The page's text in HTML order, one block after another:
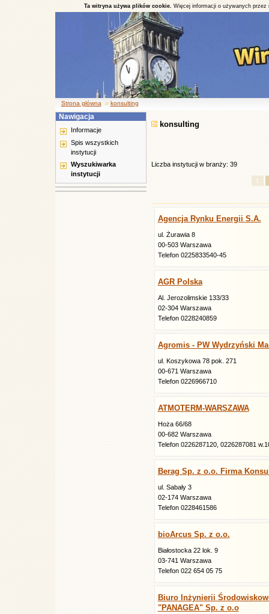
Ta witryna używa plików cookie. Więcej informacji o używanych
Strona główna konsulting
Nawigacja
Informacje
Spis wszystkich
instytucji
Wyszukiwarka
instytucji
konsulting
Liczba instytucji w branży: 39
1
Agencja Rynku Energii S.A.
ul. Żurawia 8
00-503 Warszawa
Telefon 0225833540-45
AGR Polska
Al. Jerozolimskie 133/33
02-304 Warszawa
Telefon 0228240859
Agromis - PW Wydrzyński
ul. Koszykowa 78 pok. 271
00-671 Warszawa
Telefon 0226966710
ATMOTERM-WARSZAWA
Hoża 66/68
00-682 Warszawa
Telefon 0226287120, 0226287081
Berag Sp. z o.o. Firma
ul. Sabały 3
02-174 Warszawa
Telefon 0228461586
bioArcus Sp. z o.o.
Białostocka 22 lok. 9
03-741 Warszawa
Telefon 022 654 05 75
Biuro Inżynierii
"PANAGEA" Sp. z o.o